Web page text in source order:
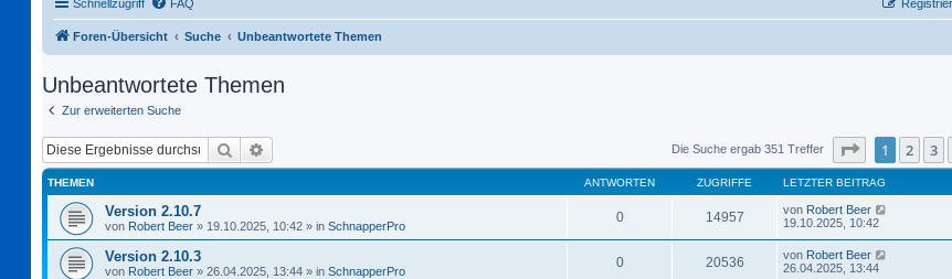
Schnellzugriff FAQ
Foren-Übersicht Suche Unbeantwortete Themen
Unbeantwortete Themen
Zur erweiterten Suche
Suche Die Suche ergab 351 Treffer Seite von8
1 2 3
THEMEN ANTWORTEN ZUGRIFFE LETZTER BEITRAG
Version 2.10.7
von Robert Beer » 19.10.2025, 10:42 » in SchnapperPro
0 14957 von Robert Beer
19.10.2025, 10:42
Version 2.10.3
von Robert Beer » 26.04.2025, 13:44 » in SchnapperPro
0 20536 von Robert Beer
26.04.2025, 13:44